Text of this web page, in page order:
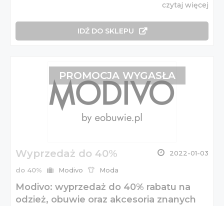
czytaj więcej
IDŹ DO SKLEPU
Wyprzedaż do 40% 2022-01-03
do 40% Modivo Moda
Modivo: wyprzedaż do 40% rabatu na
odzież, obuwie oraz akcesoria znanych
PROMOCJA WYGASŁA